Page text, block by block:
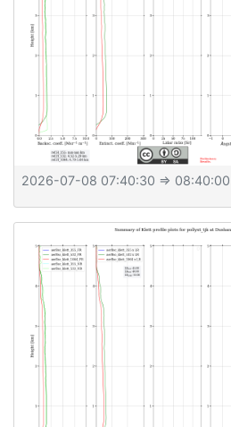
2026-07-08 07:40:30 ⇒ 08:40:00